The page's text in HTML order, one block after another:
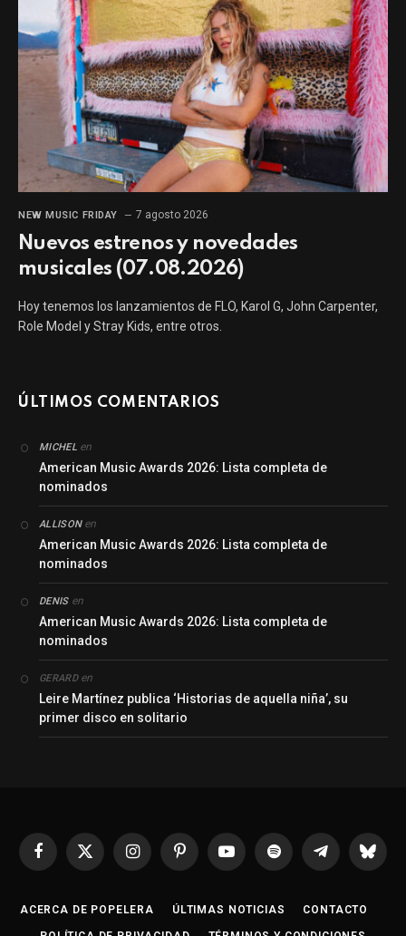
NEW MUSIC FRIDAY 7 agosto 2026
Nuevos estrenos y novedades
musicales (07.08.2026)
Hoy tenemos los lanzamientos de FLO, Karol G, John Carpenter,
Role Model y Stray Kids, entre otros.
ÚLTIMOS COMENTARIOS
MICHELen
American Music Awards 2026: Lista completa de
nominados
ALLISONen
American Music Awards 2026: Lista completa de
nominados
DENISen
American Music Awards 2026: Lista completa de
nominados
GERARDen
Leire Martínez publica ‘Historias de aquella niña’, su
primer disco en solitario
Facebook
X
InstagramPinterestYouTubeSpotify Telegrama
ACERCA DE POPELERA ÚLTIMAS NOTICIAS CONTACTO